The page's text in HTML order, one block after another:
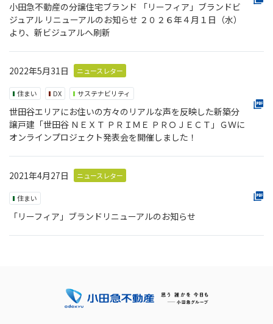
小田急不動産の分譲住宅ブランド 「リーフィア」ブランドビ
ジュアル リニューアルのお知らせ ２０２６年４月１日（水）
より、新ビジュアルへ刷新
2022年5月31日 ニュースレター
住まい DX サステナビリティ
世田谷エリアにお住いの方々のリアルな声を反映した新築分
譲戸建「世田谷 ＮＥＸＴ ＰＲＩＭＥ ＰＲＯＪＥＣＴ」ＧＷに
オンラインプロジェクト発表会を開催しました！
2021年4月27日 ニュースレター
住まい
「リーフィア」ブランドリニューアルのお知らせ